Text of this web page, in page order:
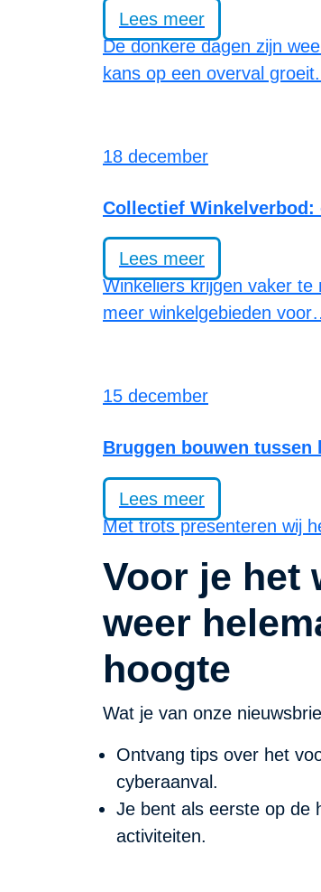
Lees meer
De donkere dagen zijn
kans op een overval
18 december
Collectief
Lees meer
Winkeliers krijgen vaker
meer winkelgebieden
15 december
Bruggen bouwen
Lees meer
Met trots presenteren wij
Voor je het
weer
hoogte
Wat je van onze
Ontvang tips over het
cyberaanval.
Je bent als eerste op de
activiteiten.